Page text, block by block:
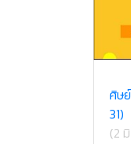
ศิษ
31)
(2